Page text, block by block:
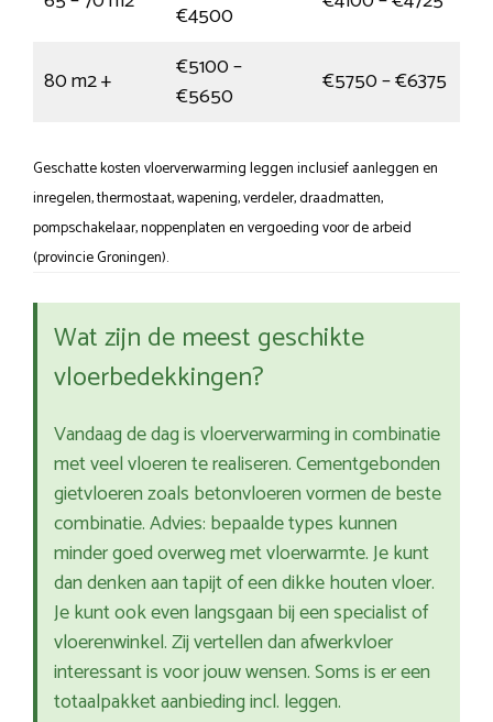
€4500
80 m2 +
€5100 –
€5650
€5750 – €6375
Geschatte kosten vloerverwarming leggen inclusief aanleggen en
inregelen, thermostaat, wapening, verdeler, draadmatten,
pompschakelaar, noppenplaten en vergoeding voor de arbeid
(provincie Groningen).
Wat zijn de meest geschikte
vloerbedekkingen?
Vandaag de dag is vloerverwarming in combinatie
met veel vloeren te realiseren. Cementgebonden
gietvloeren zoals betonvloeren vormen de beste
combinatie. Advies: bepaalde types kunnen
minder goed overweg met vloerwarmte. Je kunt
dan denken aan tapijt of een dikke houten vloer.
Je kunt ook even langsgaan bij een specialist of
vloerenwinkel. Zij vertellen dan afwerkvloer
interessant is voor jouw wensen. Soms is er een
totaalpakket aanbieding incl. leggen.